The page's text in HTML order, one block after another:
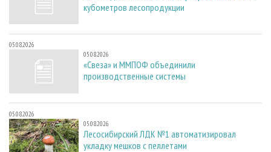
кубометров лесопродукции
05.08.2026
05.08.2026
«Свеза» и ММПОФ объединили
производственные системы
05.08.2026
05.08.2026
Лесосибирский ЛДК №1 автоматизировал
укладку мешков с пеллетами